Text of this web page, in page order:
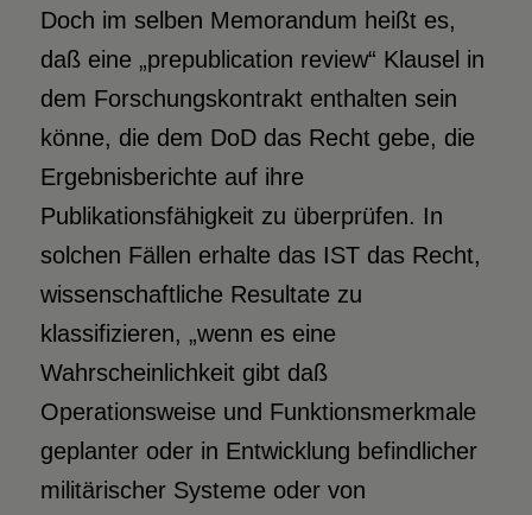
Doch im selben Memorandum heißt es,
daß eine „prepublication review“ Klausel in
dem Forschungskontrakt enthalten sein
könne, die dem DoD das Recht gebe, die
Ergebnisberichte auf ihre
Publikationsfähigkeit zu überprüfen. In
solchen Fällen erhalte das IST das Recht,
wissenschaftliche Resultate zu
klassifizieren, „wenn es eine
Wahrscheinlichkeit gibt daß
Operationsweise und Funktionsmerkmale
geplanter oder in Entwicklung befindlicher
militärischer Systeme oder von